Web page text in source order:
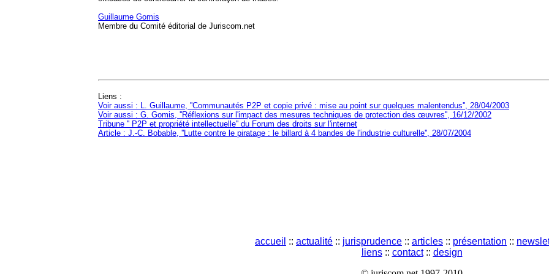
Guillaume Gomis
Membre du Comité éditorial de Juriscom.net
Liens :
Voir aussi : L. Guillaume, ''Communautés P2P et copie privé : mise au point sur quelques malentendus'', 28/04/2003
Voir aussi : G. Gomis, ''Réflexions sur l'impact des mesures techniques de protection des œuvres'', 16/12/2002
Tribune '' P2P et propriété intellectuelle'' du Forum des droits sur l'internet
Article : J.-C. Bobable, ''Lutte contre le piratage : le billard à 4 bandes de l'industrie culturelle'', 28/07/2004
accueil :: actualité :: jurisprudence :: articles :: présentation ::
liens:: contact:: design